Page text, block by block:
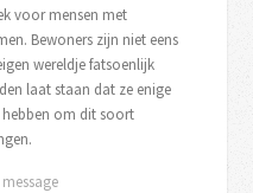
voor mensen met
Bewoners zijn niet eens
wereldje fatsoenlijk
laat staan dat ze enige
hebben om dit soort